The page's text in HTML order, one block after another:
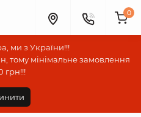
ми з України!!!
тому мінімальне замовлення
грн!!!
0